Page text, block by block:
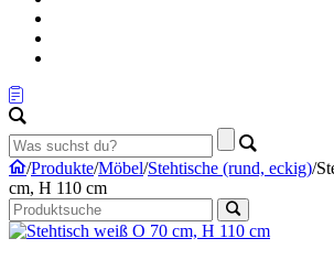
/Produkte/Möbel/Stehtische (rund, eckig)/
cm, H 110 cm